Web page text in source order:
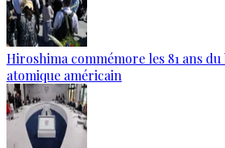
Hiroshima commémore les 81 ans
atomique américain